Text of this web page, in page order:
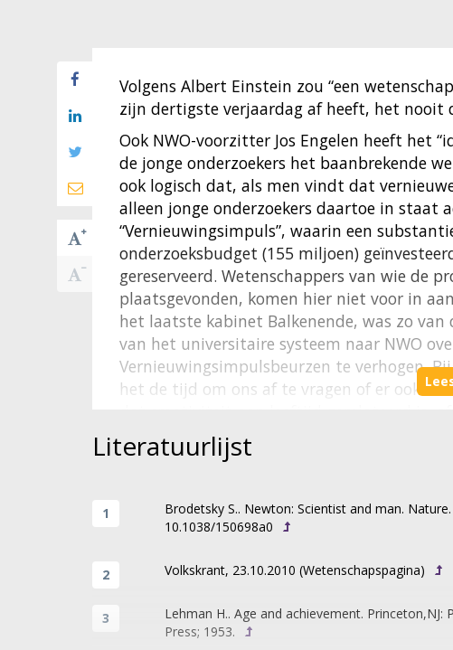
Volgens Albert Einstein zou “een
zijn dertigste verjaardag af heeft, het nooit
Ook NWO-voorzitter Jos Engelen heeft het
de jonge onderzoekers het baanbrekende
ook logisch dat, als men vindt dat
alleen jonge onderzoekers daartoe in staat
“Vernieuwingsimpuls”, waarin een
onderzoeksbudget (155 miljoen)
gereserveerd. Wetenschappers van wie de
plaatsgevonden, komen hier niet voor in
het laatste kabinet Balkenende, was zo
van het universitaire systeem naar NWO
Vernieuwingsimpulsbeurzen te verhogen.
het de tijd om ons af te vragen of er ook
vooroordeel berusten.
Sinds het klassieke onderzoek van Lehman
genie een mythe is. Hoewel vroege
tweede helft van de laatste eeuw
daalt, was de piek in de psychologie rond
jonge leeftijd. Voorts verklaarden deze
de individuele productiviteit van een
Literatuurlijst
Brodetsky S.. Newton: Scientist and man.
10.1038/150698a0
Volkskrant, 23.10.2010 (Wetenschapspagina)
Lehman H.. Age and achievement. Princeton,NJ:
Press; 1953.